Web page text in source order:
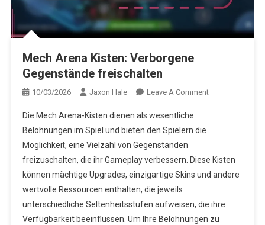
Mech Arena Kisten: Verborgene
Gegenstände freischalten
10/03/2026 Jaxon Hale Leave A CommentOn
Gegenstände
Freischalten
Die Mech Arena-Kisten dienen als wesentliche
Belohnungen im Spiel und bieten den Spielern die
Möglichkeit, eine Vielzahl von Gegenständen
freizuschalten, die ihr Gameplay verbessern. Diese Kisten
können mächtige Upgrades, einzigartige Skins und andere
wertvolle Ressourcen enthalten, die jeweils
unterschiedliche Seltenheitsstufen aufweisen, die ihre
Verfügbarkeit beeinflussen. Um Ihre Belohnungen zu